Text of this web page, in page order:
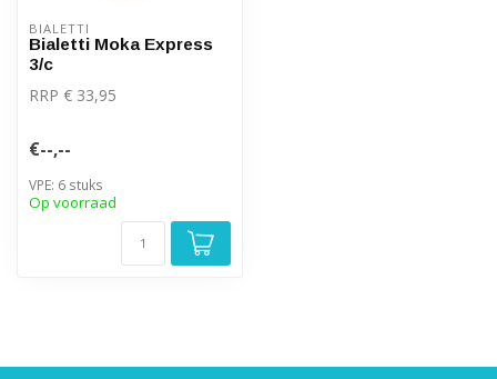
BIALETTI
Bialetti Moka Express
3/c
RRP € 33,95
€--,--
VPE: 6 stuks
Op voorraad